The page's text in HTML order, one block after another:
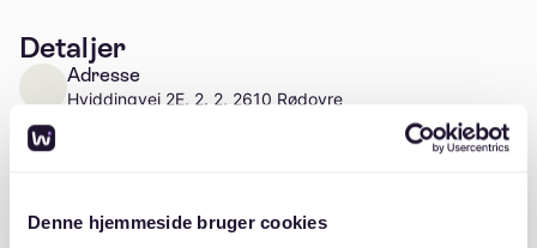
Denne hjemmeside bruger cookies
Detaljer
Adresse
Hviddingvej 2E, 2. 2, 2610 Rødovre